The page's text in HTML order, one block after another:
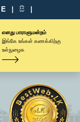
E | සි |
எனது பாராளுமன்றம்
இங்கே உங்கள் கணக்கிற்கு
உள்நுழைக